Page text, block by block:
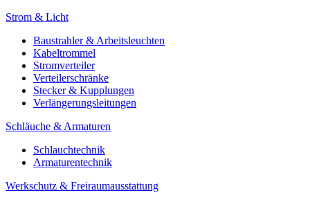
Strom & Licht
Baustrahler & Arbeitsleuchten
Kabeltrommel
Stromverteiler
Verteilerschränke
Stecker & Kupplungen
Verlängerungs­leitungen
Schläuche & Armaturen
Schlauchtechnik
Armaturentechnik
Werkschutz & Freiraumausstattung